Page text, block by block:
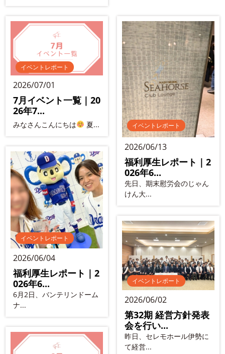
イベントレポート
2026/07/01
7月イベント一覧｜20
26年7...
みなさんこんにちは 夏... イベントレポート
2026/06/13
福利厚生レポート｜2
026年6...
先日、期末慰労会のじゃん
けん大...
イベントレポート
2026/06/04
福利厚生レポート｜2
026年6...
6月2日、バンテリンドーム
ナ...
イベントレポート
2026/06/02
第32期 経営方針発表
会を行い...
昨日、セレモホール伊勢に
て経営...